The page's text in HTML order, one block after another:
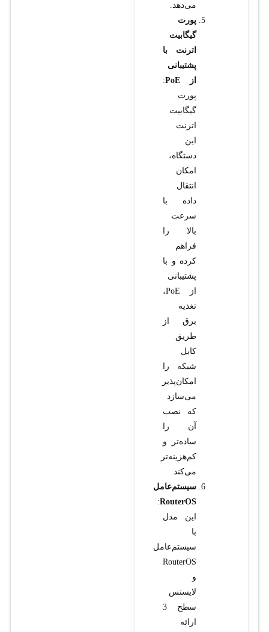
می‌دهد.
پورت
گیگابیت
اترنت با
پشتیبانی
از PoE
:
پورت
گیگابیت
اترنت
این
دستگاه،
امکان
انتقال
داده با
سرعت
بالا را
فراهم
کرده و با
پشتیبانی
از PoE،
تغذیه
برق از
طریق
کابل
شبکه را
امکان‌پذیر
می‌سازد
که نصب
آن را
ساده‌تر و
کم‌هزینه‌تر
می‌کند.
سیستم‌عامل
RouterOS
:
این مدل
با
سیستم‌عامل
RouterOS
و
لایسنس
سطح 3
ارائه